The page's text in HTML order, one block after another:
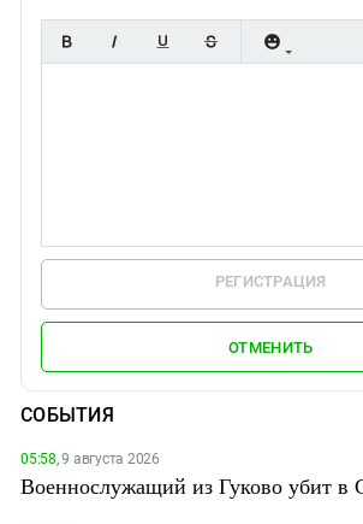
РЕГИСТРАЦИЯ
ОТМЕНИТЬ
СОБЫТИЯ
05:58,9 августа 2026
Военнослужащий из Гуково убит